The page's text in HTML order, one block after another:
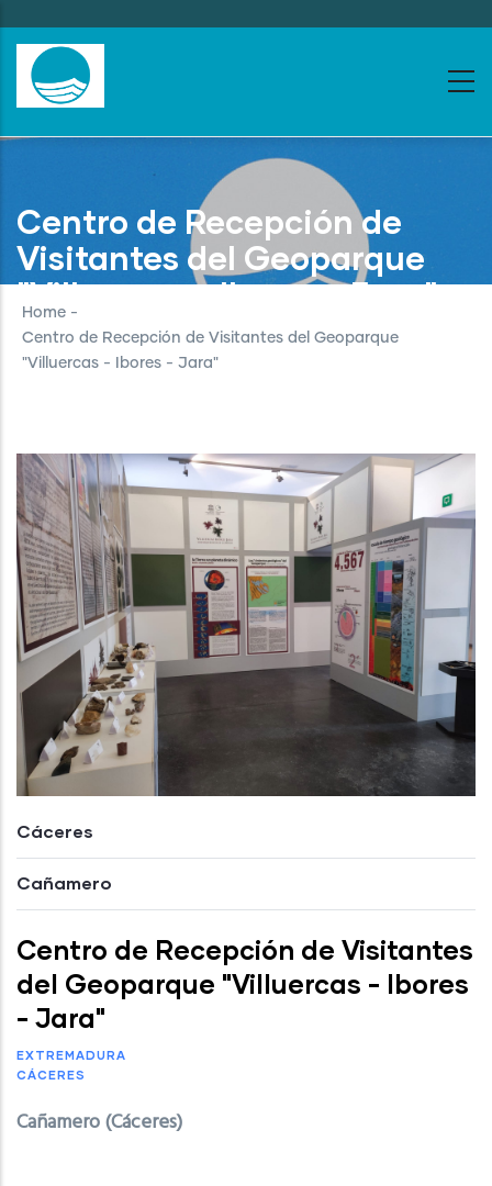
to
main
content
Centro de Recepción de
Visitantes del Geoparque
"Villuercas - Ibores - Jara"
Home -
Centro de Recepción de Visitantes del Geoparque
"Villuercas - Ibores - Jara"
Cáceres
Cañamero
Centro de Recepción de Visitantes
del Geoparque "Villuercas - Ibores
- Jara"
EXTREMADURA
CÁCERES
Cañamero (Cáceres)